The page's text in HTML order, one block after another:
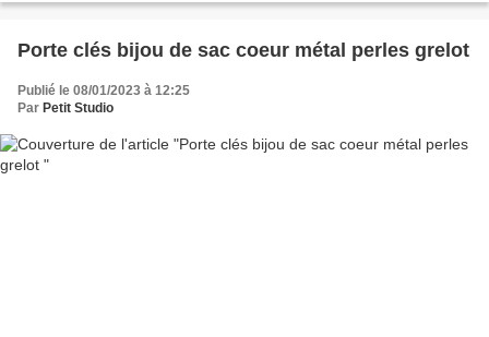
Porte clés bijou de sac coeur métal perles grelot
Publié le 08/01/2023 à 12:25
Par Petit Studio